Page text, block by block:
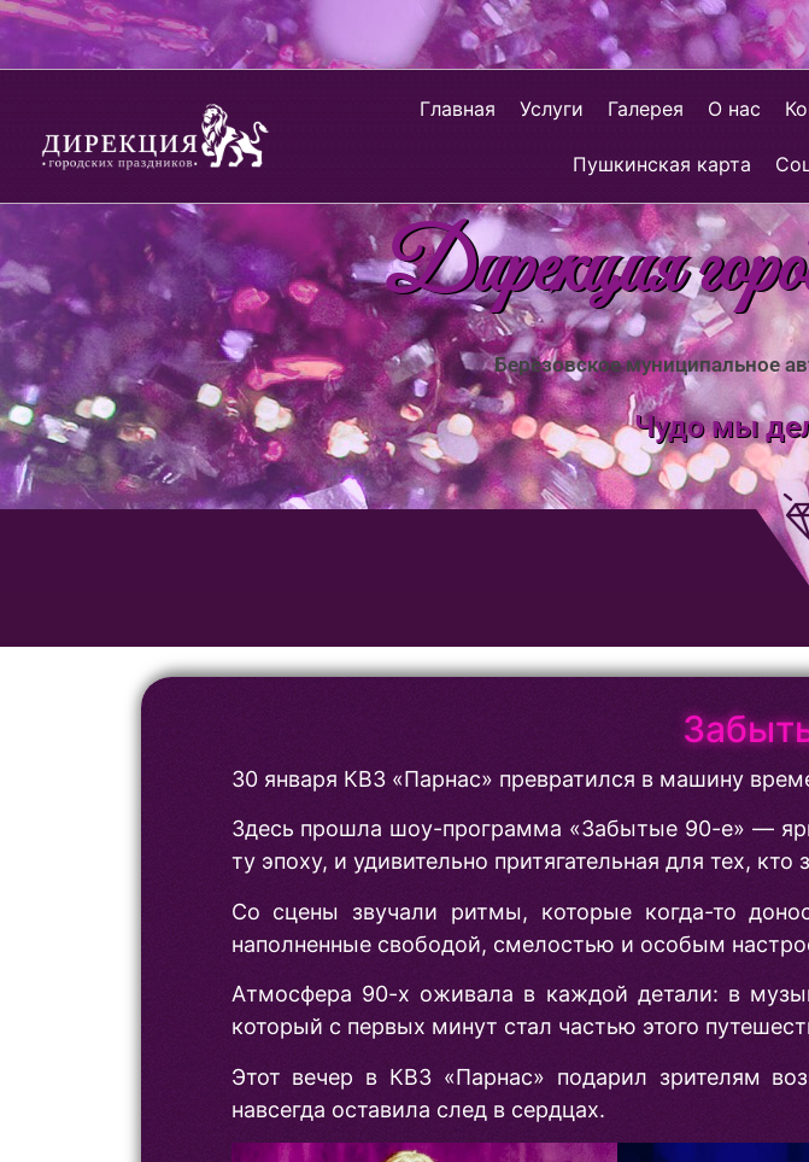
Главная Услуги Галерея О нас
Пушкинская карта
Дирекция
Берёзовское муниципальное
Чудо мы
30 января КВЗ «Парнас» превратился в машину
Здесь прошла шоу-программа «Забытые 90-е» —
ту эпоху, и удивительно притягательная для тех,
Со сцены звучали ритмы, которые когда-то
наполненные свободой, смелостью и особым
Атмосфера 90-х оживала в каждой детали: в
который с первых минут стал частью этого
Этот вечер в КВЗ «Парнас» подарил зрителям
навсегда оставила след в сердцах.